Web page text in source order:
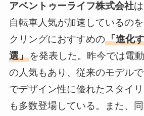
アベントゥーライフ株式会社
自転車人気が加速しているの
クリングにおすすめの「進化
選」を発表した。昨今では電
の人気もあり、従来のモデル
でデザイン性に優れたスタイ
も多数登場している。また、